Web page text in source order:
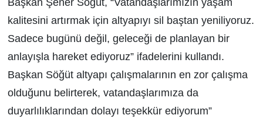
kalitesini artırmak için altyapıyı sil baştan yeniliyoruz.
Sadece bugünü değil, geleceği de planlayan bir
anlayışla hareket ediyoruz” ifadelerini kullandı.
Başkan Söğüt altyapı çalışmalarının en zor çalışma
olduğunu belirterek, vatandaşlarımıza da
duyarlılıklarından dolayı teşekkür ediyorum”